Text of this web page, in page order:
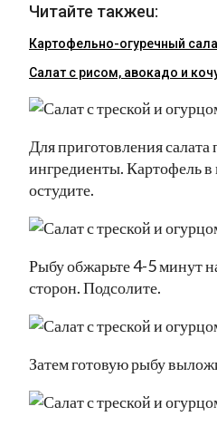
Читайте такжеu:
Картофельно-огуречный
Салат с рисом, авокадо и
Для приготовления
ингредиенты. Картофель в
остудите.
Рыбу обжарьте 4-5 минут
сторон. Подсолите.
Затем готовую рыбу